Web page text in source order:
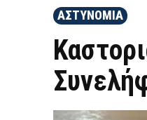
ΑΣΤΥΝΟΜΙΑ